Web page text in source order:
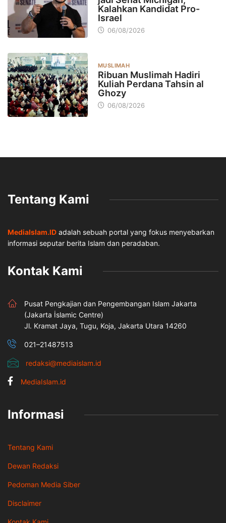
Kalahkan Kandidat Pro-
Israel
06/08/2026
MUSLIMAH
Ribuan Muslimah Hadiri
Kuliah Perdana Tahsin al
Ghozy
06/08/2026
Tentang Kami
MediaIslam.ID adalah sebuah portal yang fokus menyebarkan
informasi seputar berita Islam dan peradaban.
Kontak Kami
Pusat Pengkajian dan Pengembangan Islam Jakarta
(Jakarta İslamic Centre)
Jl. Kramat Jaya, Tugu, Koja, Jakarta Utara 14260
021–21487513
redaksi@mediaislam.id
MediaIslam.id
Informasi
Tentang Kami
Dewan Redaksi
Pedoman Media Siber
Disclaimer